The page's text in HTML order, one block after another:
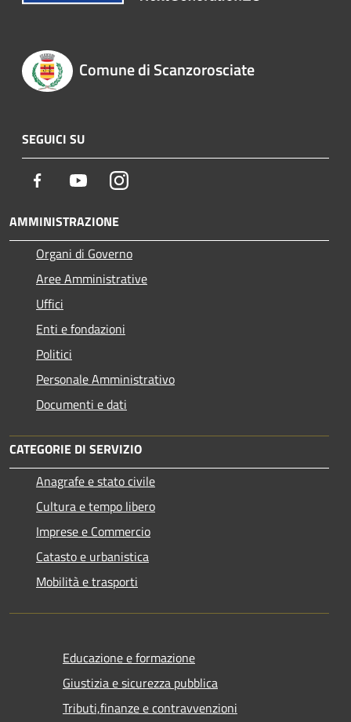
Comune di Scanzorosciate
SEGUICI SU
Facebook YoutubeInstagram
AMMINISTRAZIONE
Organi di Governo
Aree Amministrative
Uffici
Enti e fondazioni
Politici
Personale Amministrativo
Documenti e dati
CATEGORIE DI SERVIZIO
Anagrafe e stato civile
Cultura e tempo libero
Imprese e Commercio
Catasto e urbanistica
Mobilità e trasporti
Educazione e formazione
Giustizia e sicurezza pubblica
Tributi,finanze e contravvenzioni